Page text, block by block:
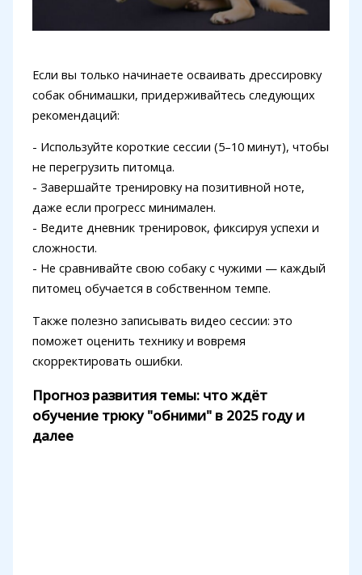
Если вы только начинаете осваивать дрессировку
собак обнимашки, придерживайтесь следующих
рекомендаций:
- Используйте короткие сессии (5–10 минут), чтобы
не перегрузить питомца.
- Завершайте тренировку на позитивной ноте,
даже если прогресс минимален.
- Ведите дневник тренировок, фиксируя успехи и
сложности.
- Не сравнивайте свою собаку с чужими — каждый
питомец обучается в собственном темпе.
Также полезно записывать видео сессии: это
поможет оценить технику и вовремя
скорректировать ошибки.
Прогноз развития темы: что ждёт
обучение трюку "обними" в 2025 году и
далее